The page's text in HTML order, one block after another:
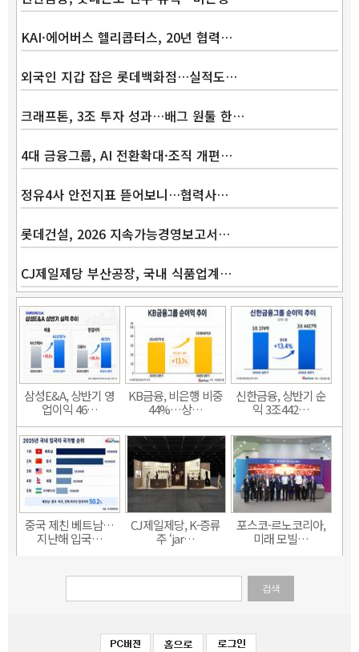
KAI·에어버스 헬리콥터스, 20년 협력…
외국인 지갑 잡은 롯데백화점…실적도…
크래프톤, 3조 투자 성과…배그 원툴 한…
4대 금융그룹, AI 전환확대·조직 개편…
정유4사 안전지표 뜯어보니…협력사…
롯데건설, 2026 지속가능경영보고서…
CJ제일제당 부산공장, 국내 식품업계…
삼성E&A, 상반기 영
업이익 46…
KB금융, 비은행 비중
44%…상…
신한금융, 상반기 순
익 3조442…
중국 제친 베트남…
지난해 입국…
CJ제일제당, K-증류
주 ‘jar…
포스코-르노코리아,
미래 모빌…
검색